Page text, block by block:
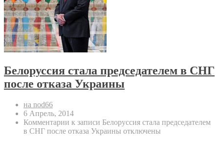
Белоруссия стала председателем в СНГ
после отказа Украины
на nod66
6 Апрель, 2014
Комментарии к записи Белоруссия стала председателем
в СНГ после отказа Украины отключены